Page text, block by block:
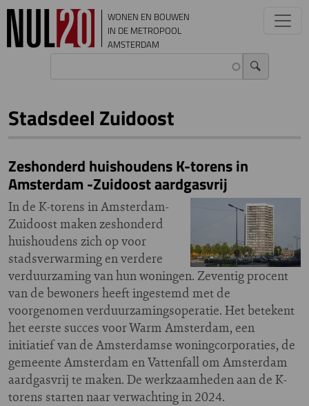
Overslaan en naar de inhoud gaan
WONEN EN BOUWEN
IN DE METROPOOL
AMSTERDAM
Stadsdeel Zuidoost
Zeshonderd huishoudens K-torens in
Amsterdam -Zuidoost aardgasvrij
In de K-torens in Amsterdam-
Zuidoost maken zeshonderd
huishoudens zich op voor
stadsverwarming en verdere
verduurzaming van hun woningen. Zeventig procent
van de bewoners heeft ingestemd met de
voorgenomen verduurzamingsoperatie. Het betekent
het eerste succes voor Warm Amsterdam, een
initiatief van de Amsterdamse woningcorporaties, de
gemeente Amsterdam en Vattenfall om Amsterdam
aardgasvrij te maken. De werkzaamheden aan de K-
torens starten naar verwachting in 2024.